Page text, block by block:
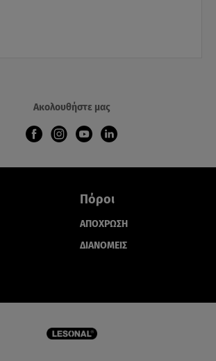
Ακολουθήστε μας
Πόροι
ΑΠΟΧΡΩΣΗ
ΔΙΑΝΟΜΕΙΣ